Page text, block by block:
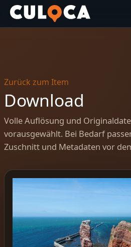
Zurück zum Item
Download
Volle Auflösung und
vorausgewählt. Bei Bedarf
Zuschnitt und Metadaten vor